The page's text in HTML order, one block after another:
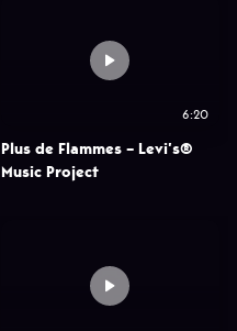
6:20
Plus de Flammes – Levi’s®
Music Project